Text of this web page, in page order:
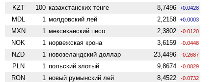
KZT 100 казахстанских тенге 8,7496 +0.0428
MDL 1 молдовский лей 2,2158 +0.0003
MXN 1 мексиканский песо 2,3802 -0.0120
NOK 1 норвежская крона 3,6159 -0.0448
NZD 1 ново­зеландский доллар 23,4496 -0.2687
PLN 1 польский злотый 9,8674 -0.0829
RON 1 новый румынский лей 8,4522 -0.0732